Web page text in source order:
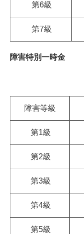
第6級
第7級
障害特別一時金
障害等級
第1級
第2級
第3級
第4級
第5級